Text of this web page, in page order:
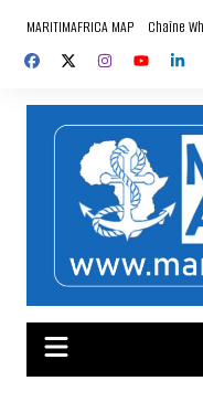
contenu
MARITIMAFRICA MAP Chaîne